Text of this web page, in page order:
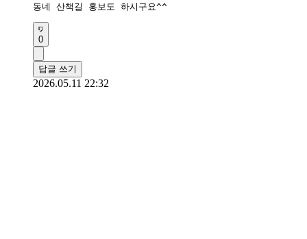
동네 산책길 홍보도 하시구요^^
0
답글 쓰기
2026.05.11 22:32